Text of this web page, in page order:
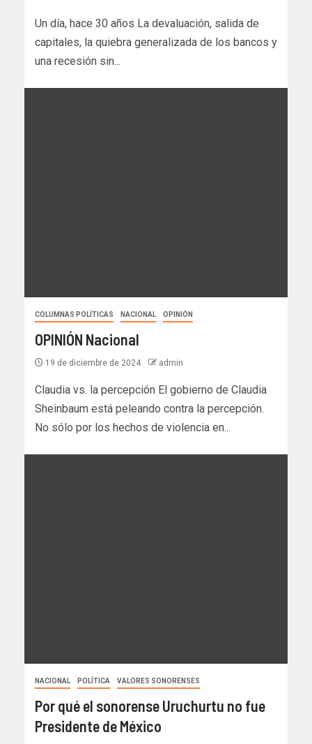
Un día, hace 30 años La devaluación, salida de
capitales, la quiebra generalizada de los bancos y
una recesión sin...
COLUMNAS POLÍTICAS NACIONAL OPINIÓN
OPINIÓN Nacional
19 de diciembre de 2024 admin
Claudia vs. la percepción El gobierno de Claudia
Sheinbaum está peleando contra la percepción.
No sólo por los hechos de violencia en...
NACIONAL POLÍTICA VALORES SONORENSES
Por qué el sonorense Uruchurtu no fue
Presidente de México